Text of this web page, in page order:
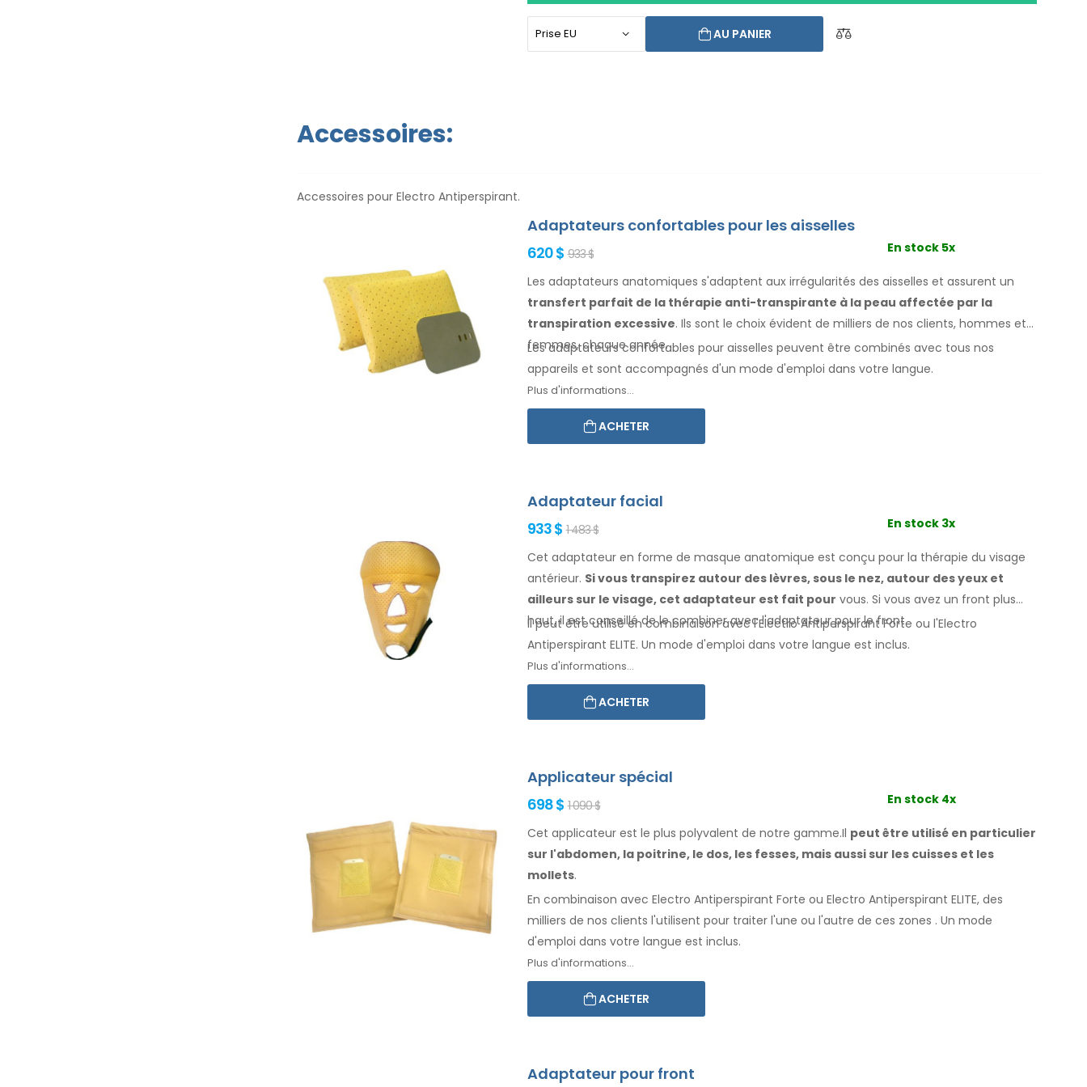
et une garantie de remboursement en cas d`insatisfaction
d`utilisation sont dans votre langue.
AU PANIER
Accessoires:
Accessoires pour Electro Antiperspirant.
Adaptateurs confortables pour les aisselles
620 $ 933 $ En stock 5x
Les adaptateurs anatomiques s'adaptent aux irrégularités des aisselles et assurent un
transfert parfait de la thérapie anti-transpirante à la peau affectée par la
transpiration excessive. Ils sont le choix évident de milliers de nos clients, hommes et
femmes, chaque année.
Les adaptateurs confortables pour aisselles peuvent être combinés avec tous nos
appareils et sont accompagnés d'un mode d'emploi dans votre langue.
Plus d'informations...
ACHETER
Adaptateur facial
933 $ 1 483 $ En stock 3x
Cet adaptateur en forme de masque anatomique est conçu pour la thérapie du visage
antérieur. Si vous transpirez autour des lèvres, sous le nez, autour des yeux et
ailleurs sur le visage, cet adaptateur est fait pour vous. Si vous avez un front plus
haut, il est conseillé de le combineravec l'adaptateur pourle front.
Il peut être utilisé en combinaison avec l'Electro Antiperspirant Forte ou l'Electro
Antiperspirant ELITE. Un mode d'emploi dans votre langue est inclus.
Plus d'informations...
ACHETER
Applicateur spécial
698 $ 1 090 $ En stock 4x
Cet applicateur est le plus polyvalent de notre gamme.Il peut être utilisé en particulier
sur l'abdomen, la poitrine, le dos, les fesses, mais aussi sur les cuisses et les
mollets.
En combinaison avec Electro Antiperspirant Forte ou Electro Antiperspirant ELITE, des
milliers de nos clients l'utilisent pour traiter l'une ou l'autre de ces zones . Un mode
d'emploi dans votre langue est inclus.
Plus d'informations...
ACHETER
Adaptateur pour front